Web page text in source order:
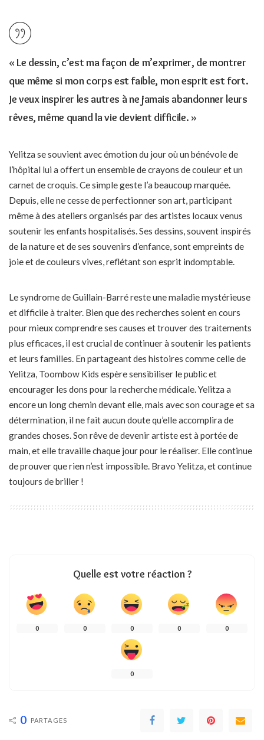
« Le dessin, c’est ma façon de m’exprimer, de montrer
que même si mon corps est faible, mon esprit est fort.
Je veux inspirer les autres à ne jamais abandonner leurs
rêves, même quand la vie devient difficile. »
Yelitza se souvient avec émotion du jour où un bénévole de
l’hôpital lui a offert un ensemble de crayons de couleur et un
carnet de croquis. Ce simple geste l’a beaucoup marquée.
Depuis, elle ne cesse de perfectionner son art, participant
même à des ateliers organisés par des artistes locaux venus
soutenir les enfants hospitalisés. Ses dessins, souvent inspirés
de la nature et de ses souvenirs d’enfance, sont empreints de
joie et de couleurs vives, reflétant son esprit indomptable.
Le syndrome de Guillain-Barré reste une maladie mystérieuse
et difficile à traiter. Bien que des recherches soient en cours
pour mieux comprendre ses causes et trouver des traitements
plus efficaces, il est crucial de continuer à soutenir les patients
et leurs familles. En partageant des histoires comme celle de
Yelitza, Toombow Kids espère sensibiliser le public et
encourager les dons pour la recherche médicale. Yelitza a
encore un long chemin devant elle, mais avec son courage et sa
détermination, il ne fait aucun doute qu’elle accomplira de
grandes choses. Son rêve de devenir artiste est à portée de
main, et elle travaille chaque jour pour le réaliser. Elle continue
de prouver que rien n’est impossible. Bravo Yelitza, et continue
toujours de briller !
Quelle est votre réaction ?
0 0 0 0 0
0
0 PARTAGES